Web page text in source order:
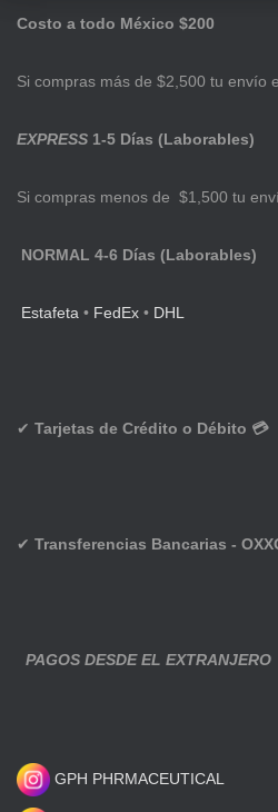
Costo a todo México $200
Si compras más de $2,500 tu envío
EXPRESS 1-5 Días (Laborables)
Si compras menos de $1,500 tu
NORMAL 4-6 Días (Laborables)
Estafeta • FedEx • DHL
✔ Tarjetas de Crédito o Débito 💳
✔ Transferencias Bancarias -
PAGOS DESDE EL EXTRANJERO
GPH PHRMACEUTICAL